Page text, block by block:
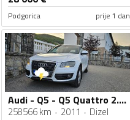
Podgorica prije 1 dan
Audi - Q5 - Q5 Quattro 2.0 diesel , manual
258566 km 2011 Dizel